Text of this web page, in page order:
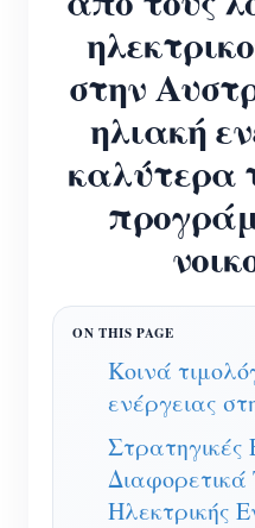
Τριφασικός
(WEM3080T)
Τριφασικός
(WEM3046T)
Τριφασικός
(WEM3050T)
Ελεγκτής
IAMMETER
Υπηρεσία αυτο-
Φορτιστής EV
IAMMETER
Εικονικός
στην
ηλιακή
καλύτερα
Κοινά
ενέργειας
Στρατηγικές
Διαφορετικά
Ηλεκτρικής